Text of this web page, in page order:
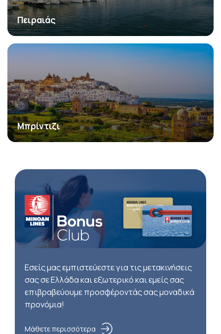
Πειραιάς
Μπρίντιζι
Εσείς μας εμπιστεύεστε για τις μετακινήσεις
σας σε Ελλάδα και εξωτερικό και εμείς σας
επιβραβεύουμε προσφέροντάς σας μοναδικά
προνόμια!
Μάθετε περισσότερα